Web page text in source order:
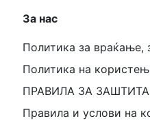
За нас
Политика за враќање,
Политика на
ПРАВИЛА ЗА
Правила и услови на